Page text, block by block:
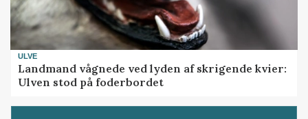
ULVE
Landmand vågnede ved lyden af skrigende kvier:
Ulven stod på foderbordet